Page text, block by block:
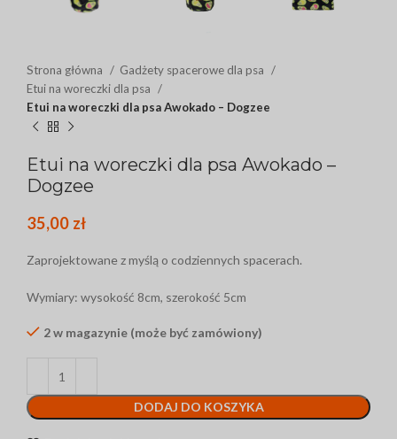
Strona główna
Gadżety spacerowe dla psa
Etui na woreczki dla psa
Etui na woreczki dla psa Awokado – Dogzee
Etui na woreczki dla psa Awokado –
Dogzee
35,00 zł
Zaprojektowane z myślą o codziennych spacerach.
Wymiary: wysokość 8cm, szerokość 5cm
2 w magazynie (może być zamówiony)
DODAJ DO KOSZYKA